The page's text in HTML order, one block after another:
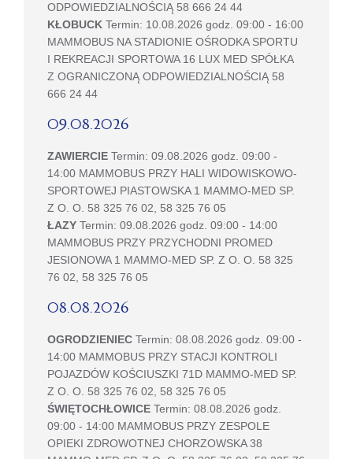
ODPOWIEDZIALNOŚCIĄ 58 666 24 44
KŁOBUCK Termin: 10.08.2026 godz. 09:00 - 16:00
MAMMOBUS NA STADIONIE OŚRODKA SPORTU
I REKREACJI SPORTOWA 16 LUX MED SPÓŁKA
Z OGRANICZONĄ ODPOWIEDZIALNOŚCIĄ 58
666 24 44
09.08.2026
ZAWIERCIE Termin: 09.08.2026 godz. 09:00 -
14:00 MAMMOBUS PRZY HALI WIDOWISKOWO-
SPORTOWEJ PIASTOWSKA 1 MAMMO-MED SP.
Z O. O. 58 325 76 02, 58 325 76 05
ŁAZY Termin: 09.08.2026 godz. 09:00 - 14:00
MAMMOBUS PRZY PRZYCHODNI PROMED
JESIONOWA 1 MAMMO-MED SP. Z O. O. 58 325
76 02, 58 325 76 05
08.08.2026
OGRODZIENIEC Termin: 08.08.2026 godz. 09:00 -
14:00 MAMMOBUS PRZY STACJI KONTROLI
POJAZDÓW KOŚCIUSZKI 71D MAMMO-MED SP.
Z O. O. 58 325 76 02, 58 325 76 05
ŚWIĘTOCHŁOWICE Termin: 08.08.2026 godz.
09:00 - 14:00 MAMMOBUS PRZY ZESPOLE
OPIEKI ZDROWOTNEJ CHORZOWSKA 38